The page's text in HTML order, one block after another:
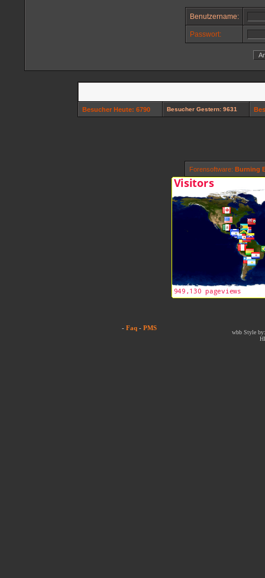
Benutzername:
Passwort:
Besucher Heute: 6790 Besucher Gestern: 9631
Forensoftware: Burning
- Faq - PMS
wbb Style